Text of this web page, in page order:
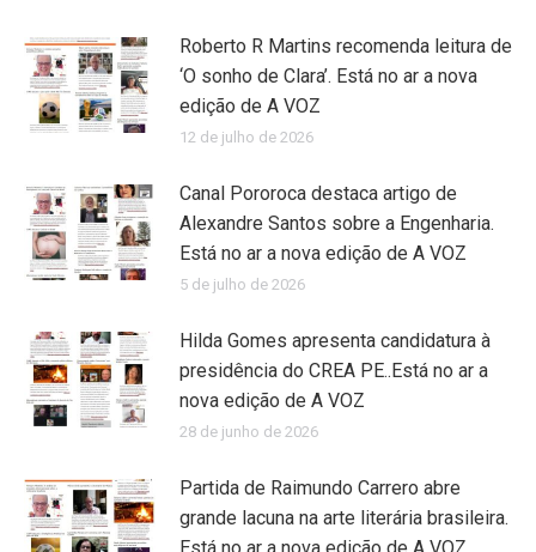
Roberto R Martins recomenda leitura de
‘O sonho de Clara’. Está no ar a nova
edição de A VOZ
12 de julho de 2026
Canal Pororoca destaca artigo de
Alexandre Santos sobre a Engenharia.
Está no ar a nova edição de A VOZ
5 de julho de 2026
Hilda Gomes apresenta candidatura à
presidência do CREA PE..Está no ar a
nova edição de A VOZ
28 de junho de 2026
Partida de Raimundo Carrero abre
grande lacuna na arte literária brasileira.